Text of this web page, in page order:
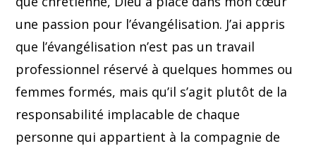
une passion pour l’évangélisation. J’ai appris
que l’évangélisation n’est pas un travail
professionnel réservé à quelques hommes ou
femmes formés, mais qu’il s’agit plutôt de la
responsabilité implacable de chaque
personne qui appartient à la compagnie de